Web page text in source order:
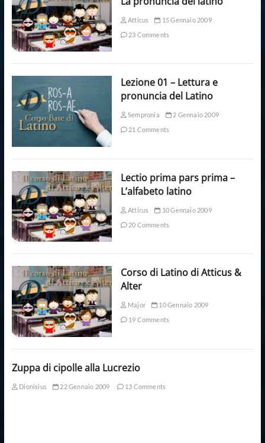
Atticus
15 Gennaio 2009
23 Comments
Lezione 01 – Lettura e
pronuncia del Latino
Sempronia
2 Gennaio 2009
21 Comments
Lectio prima pars prima –
L’alfabeto latino
Atticus
10 Gennaio 2009
20 Comments
Corso di Latino di Atticus &
Alter
Major
10 Gennaio 2009
19 Comments
Zuppa di cipolle alla Lucrezio
Dionisius 22 Gennaio 2009 13 Comments